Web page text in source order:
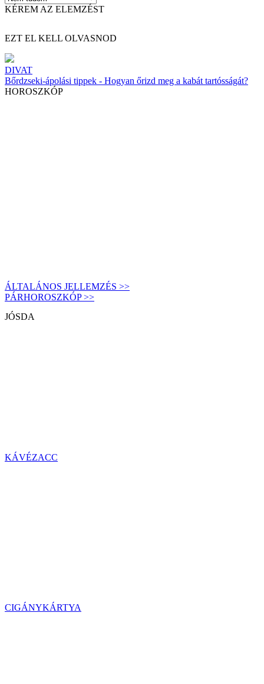
KÉREM AZ ELEMZÉST
EZT EL KELL OLVASNOD
DIVAT
Bőrdzseki-ápolási tippek - Hogyan őrizd meg a kabát tartósságát?
HOROSZKÓP
ÁLTALÁNOS JELLEMZÉS >>
PÁRHOROSZKÓP >>
JÓSDA
KÁVÉZACC
CIGÁNYKÁRTYA